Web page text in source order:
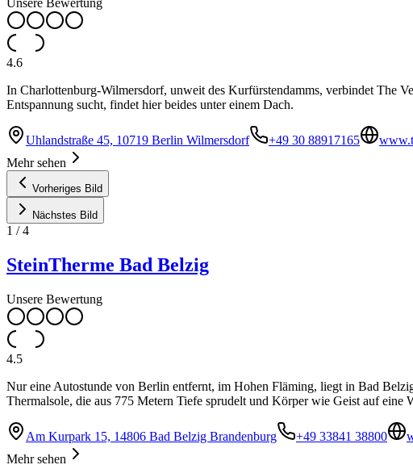
Unsere Bewertung
4.6
In Charlottenburg-Wilmersdorf, unweit des Kurfürstendamms, verbindet The
Entspannung sucht, findet hier beides unter einem Dach.
Uhlandstraße 45, 10719 Berlin Wilmersdorf +49 30 88917165
Mehr sehen
Vorheriges Bild
Nächstes Bild
1 /4
SteinTherme Bad Belzig
Unsere Bewertung
4.5
Nur eine Autostunde von Berlin entfernt, im Hohen Fläming, liegt in Bad
Thermalsole, die aus 775 Metern Tiefe sprudelt und Körper wie Geist auf eine
Am Kurpark 15, 14806 Bad Belzig Brandenburg +49 33841 38800
Mehr sehen